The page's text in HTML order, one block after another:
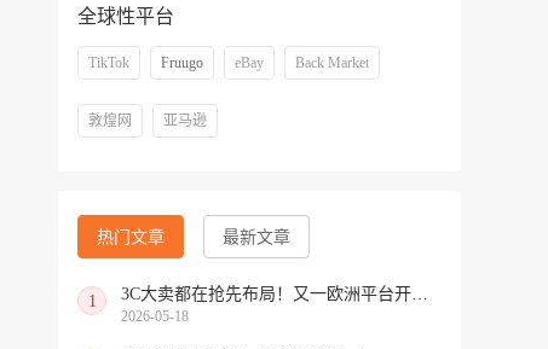
全球性平台
TikTok Fruugo eBay Back Market
敦煌网 亚马逊
热门文章 最新文章
1 3C大卖都在抢先布局！又一欧洲平台开放中国招商
2026-05-18